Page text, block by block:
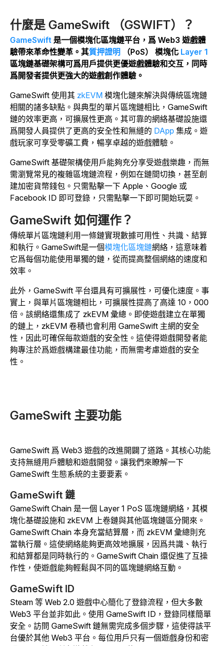
什麼是 GameSwift （GSWIFT）？
GameSwift 是一個模塊化區塊鏈平台，爲 Web3 遊戲體
驗帶來革命性變革。 其質押證明 （PoS） 模塊化 Layer 1
區塊鏈基礎架構可爲用戶提供更優遊戲體驗和交互，同時
爲開發者提供更強大的遊戲創作體驗。
GameSwift 使用其 zkEVM 模塊化鏈來解決與傳統區塊鏈
相關的諸多缺點。與典型的單片區塊鏈相比，GameSwift
鏈的效率更高，可擴展性更高。其可靠的網絡基礎設施還
爲開發人員提供了更高的安全性和無縫的 DApp 集成。遊
戲玩家可享受零礦工費，暢享卓越的遊戲體驗。
GameSwift 基礎架構使用戶能夠充分享受遊戲樂趣，而無
需瀏覽常見的複雜區塊鏈流程，例如在鏈間切換，甚至創
建加密貨幣錢包。只需點擊一下 Apple、Google 或
Facebook ID 即可登錄，只需點擊一下即可開始玩耍。
GameSwift 如何運作？
傳統單片區塊鏈利用一條鏈實現數據可用性、共識、結算
和執行。 GameSwift是一個模塊化區塊鏈網絡，這意味着
它爲每個功能使用單獨的鏈，從而提高整個網絡的速度和
效率。
此外，GameSwift 平台還具有可擴展性，可優化速度。事
實上，與單片區塊鏈相比，可擴展性提高了高達 10，000
倍。該網絡還集成了 zkEVM 彙總。即使遊戲建立在單獨
的鏈上，zkEVM 卷積也會利用 GameSwift 主網的安全
性，因此可確保每款遊戲的安全性。這使得遊戲開發者能
夠專注於爲遊戲構建最佳功能，而無需考慮遊戲的安全
性。
GameSwift 主要功能
GameSwift 爲 Web3 遊戲的改進開闢了道路。其核心功能
支持無縫用戶體驗和遊戲開發。讓我們來瞭解一下
GameSwift 生態系統的主要要素。
GameSwift 鏈
GameSwift Chain 是一個 Layer 1 PoS 區塊鏈網絡，其模
塊化基礎設施和 zkEVM 上卷鏈與其他區塊鏈區分開來。
GameSwift Chain 本身充當結算層，而 zkEVM 彙總則充
當執行層。這使網絡能夠更高效地擴展，因爲共識、執行
和結算都是同時執行的。GameSwift Chain 還促進了互操
作性，使遊戲能夠輕鬆與不同的區塊鏈網絡互動。
GameSwift ID
Steam 等 Web 2.0 遊戲中心簡化了登錄流程，但大多數
Web3 平台並非如此。使用 GameSwift ID，登錄同樣簡單
安全。訪問 GameSwift 鏈無需完成多個步驟，這使得該平
台優於其他 Web3 平台。每位用戶只有一個遊戲身份和密